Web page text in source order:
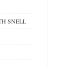
SNELL